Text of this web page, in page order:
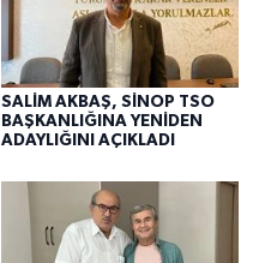
SALİM AKBAŞ, SİNOP TSO
BAŞKANLIĞINA YENİDEN
ADAYLIĞINI AÇIKLADI